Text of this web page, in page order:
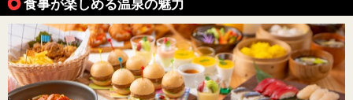
食事が楽しめる温泉の魅力